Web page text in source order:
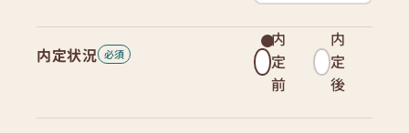
内定状況
内
定
前
内
定
後